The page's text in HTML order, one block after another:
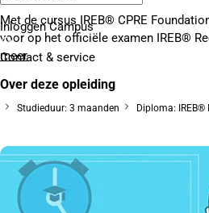
Inloggen Campus
Contact & service
Met de cursus IREB® CPRE
voor op het officiële examen IREB®
meer
Over deze opleiding
Studieduur: 3 maanden Diploma: IREB®